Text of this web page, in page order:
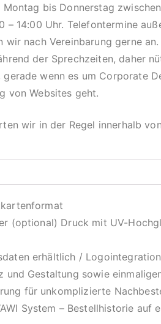
Montag bis Donnerstag
– 14:00 Uhr. Telefontermine
wir nach Vereinbarung gerne
der Sprechzeiten, daher
wenn es um Corporate
von Websites geht.
wir in der Regel innerhalb
(optional) Druck mit UV-
erhältlich /
und Gestaltung sowie
für unkomplizierte
System – Bestellhistorie auf